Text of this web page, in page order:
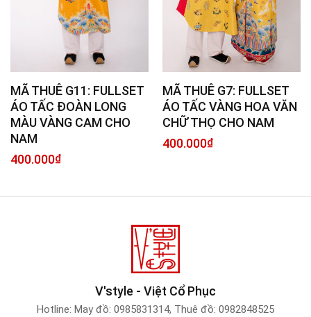
MÃ THUÊ G11: FULLSET
ÁO TẤC ĐOÀN LONG
MÀU VÀNG CAM CHO
NAM
400.000₫
MÃ THUÊ G7: FULLSET
ÁO TẤC VÀNG HOA VĂN
CHỮ THỌ CHO NAM
400.000₫
V'style - Việt Cổ Phục
Hotline: May đồ: 0985831314, Thuê đồ: 0982848525